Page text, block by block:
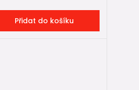
Přidat do košíku